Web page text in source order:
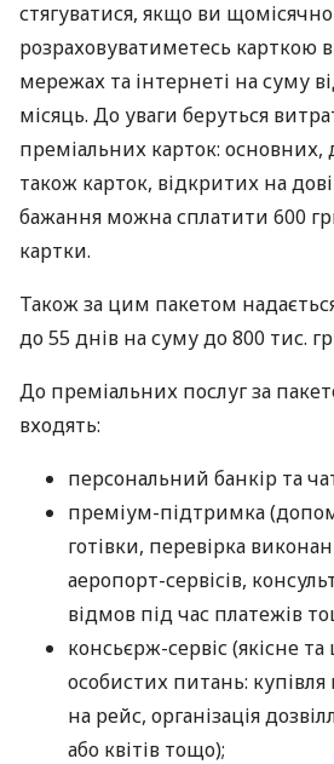
стягуватися, якщо ви щомісячно
розраховуватиметесь карткою
мережах та інтернеті на суму
місяць. До уваги беруться
преміальних карток: основних,
також карток, відкритих на
бажання можна сплатити 600
картки.
Також за цим пакетом
до 55 днів на суму до 800 тис.
До преміальних послуг за
входять:
персональний банкір та
преміум-підтримка
готівки, перевірка
аеропорт-сервісів,
відмов під час платежів
консьєрж-сервіс (якісне
особистих питань: купівля
на рейс, організація
або квітів тощо);